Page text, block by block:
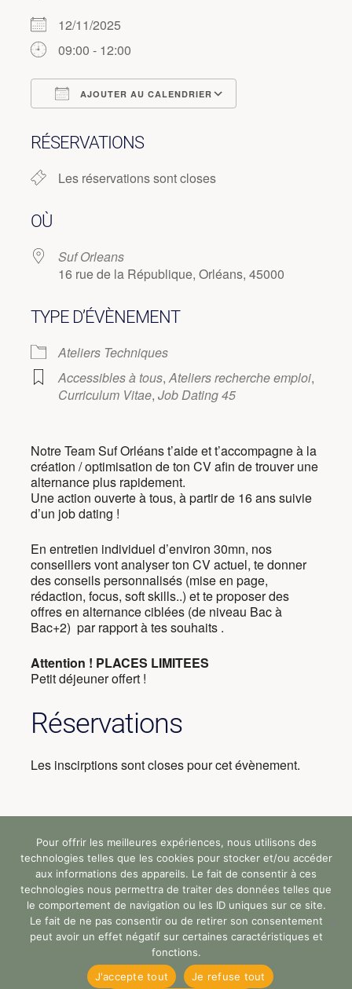
12/11/2025
09:00 - 12:00
AJOUTER AU CALENDRIER
RÉSERVATIONS
Les réservations sont closes
OÙ
Suf Orleans
16 rue de la République, Orléans, 45000
TYPE D’ÉVÈNEMENT
Ateliers Techniques
Accessibles à tous,Ateliers recherche emploi,
Curriculum Vitae, Job Dating 45
Notre Team Suf Orléans t’aide et t’accompagne à la
création / optimisation de ton CV afin de trouver une
alternance plus rapidement.
Une action ouverte à tous, à partir de 16 ans suivie
d’un job dating !
En entretien individuel d’environ 30mn, nos
conseillers vont analyser ton CV actuel, te donner
des conseils personnalisés (mise en page,
rédaction, focus, soft skills..) et te proposer des
offres en alternance ciblées (de niveau Bac à
Bac+2) par rapport à tes souhaits .
Attention ! PLACES LIMITEES
Petit déjeuner offert !
Réservations
Les inscirptions sont closes pour cet évènement.
Tous droits réservés (c) StandUp Formation (y)
2024 |
Faq Accessibilité
Rgpd
Mentions Légales
[ Newsletter #SUF ]
Pour offrir les meilleures expériences, nous utilisons des
technologies telles que les cookies pour stocker et/ou accéder
aux informations des appareils. Le fait de consentir à ces
technologies nous permettra de traiter des données telles que
le comportement de navigation ou les ID uniques sur ce site.
Le fait de ne pas consentir ou de retirer son consentement
peut avoir un effet négatif sur certaines caractéristiques et
fonctions.
J'accepte tout
Je refuse tout